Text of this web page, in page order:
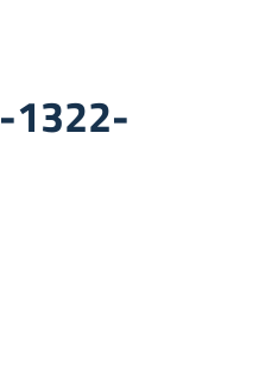
1322-